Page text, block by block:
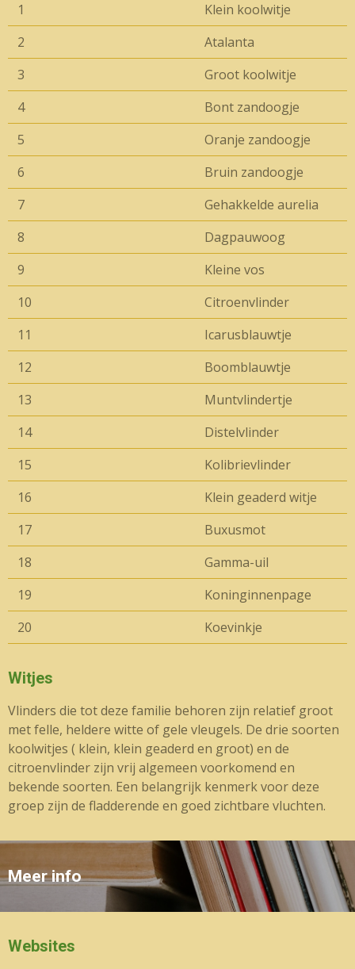
1
Klein koolwitje
2
Atalanta
3
Groot koolwitje
4
Bont zandoogje
5
Oranje zandoogje
6
Bruin zandoogje
7
Gehakkelde aurelia
8
Dagpauwoog
9
Kleine vos
10
Citroenvlinder
11
Icarusblauwtje
12
Boomblauwtje
13
Muntvlindertje
14
Distelvlinder
15
Kolibrievlinder
16
Klein geaderd witje
17
Buxusmot
18
Gamma-uil
19
Koninginnenpage
20
Koevinkje
Witjes
Vlinders die tot deze familie behoren zijn relatief groot
met felle, heldere witte of gele vleugels. De drie soorten
koolwitjes ( klein, klein geaderd en groot) en de
citroenvlinder zijn vrij algemeen voorkomend en
bekende soorten. Een belangrijk kenmerk voor deze
groep zijn de fladderende en goed zichtbare vluchten.
Meer info
Websites